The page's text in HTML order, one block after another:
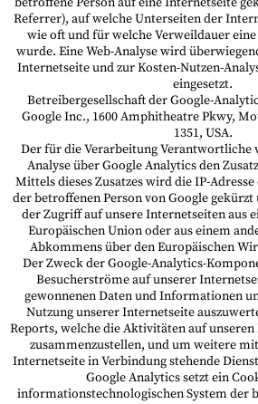
Referrer), auf welche Unterseiten der
wie oft und für welche Verweildauer
wurde. Eine Web-Analyse wird
Internetseite und zur Kosten-Nutzen-
eingesetzt.
Betreibergesellschaft der Google-
Google Inc., 1600 Amphitheatre Pkwy,
1351, USA.
Der für die Verarbeitung Verantwortliche
Analyse über Google Analytics den
Mittels dieses Zusatzes wird die IP-
der betroffenen Person von Google
der Zugriff auf unsere Internetseiten aus
Europäischen Union oder aus einem
Abkommens über den Europäischen
Der Zweck der Google-Analytics-
Besucherströme auf unserer
gewonnenen Daten und Informationen
Nutzung unserer Internetseite
Reports, welche die Aktivitäten auf
zusammenzustellen, und um weitere
Internetseite in Verbindung stehende
Google Analytics setzt ein
informationstechnologischen System der